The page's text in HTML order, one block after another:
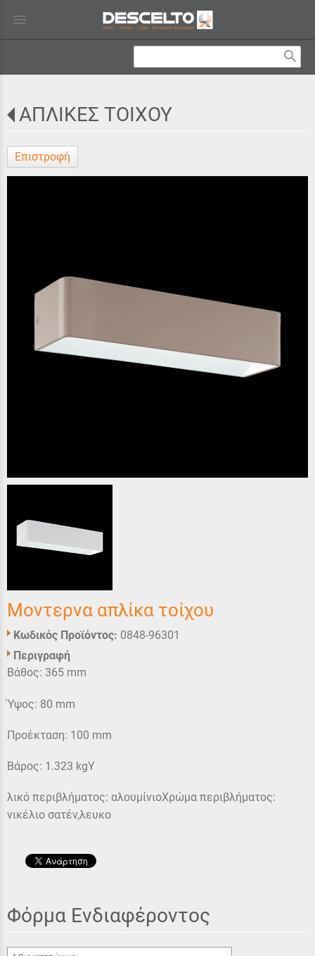
menu
search
ΑΠΛΙΚΕΣ ΤΟΙΧΟΥ
Επιστροφή
Μοντερνα απλίκα τοίχου
Κωδικός Προϊόντος: 0848-96301
Περιγραφή
Βάθος: 365 mm
Ύψος: 80 mm
Προέκταση: 100 mm
Βάρος: 1.323 kgΥ
λικό περιβλήματος: αλουμίνιοΧρώμα περιβλήματος:
νικέλιο σατέν,λευκο
Φόρμα Ενδιαφέροντος